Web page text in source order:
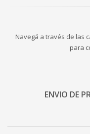
Navegá a través de las
para
ENVIO DE